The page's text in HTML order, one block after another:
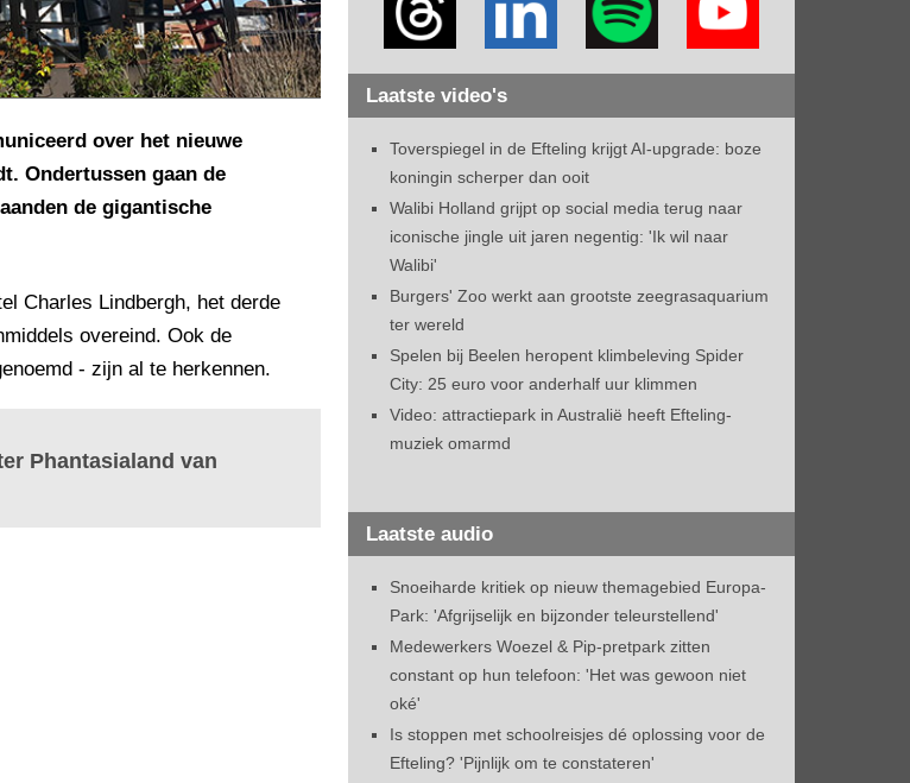
over het nieuwe
Ondertussen gaan de
de gigantische
Charles Lindbergh, het derde
overeind. Ook de
- zijn al te herkennen.
Phantasialand van
Laatste video's
Toverspiegel in de Efteling krijgt AI-upgrade: boze
koningin scherper dan ooit
Walibi Holland grijpt op social media terug naar
iconische jingle uit jaren negentig: 'Ik wil naar
Walibi'
Burgers' Zoo werkt aan grootste zeegrasaquarium
ter wereld
Spelen bij Beelen heropent klimbeleving Spider
City: 25 euro voor anderhalf uur klimmen
Video: attractiepark in Australië heeft Efteling-
muziek omarmd
Laatste audio
Snoeiharde kritiek op nieuw themagebied Europa-
Park: 'Afgrijselijk en bijzonder teleurstellend'
Medewerkers Woezel & Pip-pretpark zitten
constant op hun telefoon: 'Het was gewoon niet
oké'
Is stoppen met schoolreisjes dé oplossing voor de
Efteling? 'Pijnlijk om te constateren'